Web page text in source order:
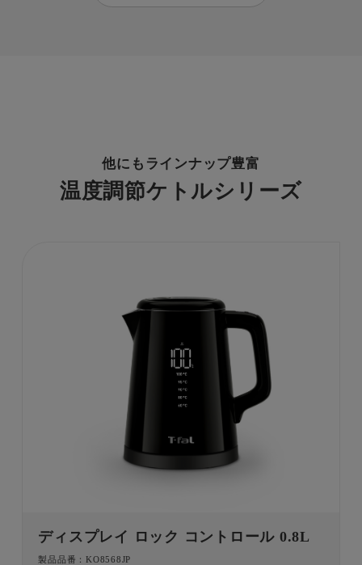
他にもラインナップ豊富
温度調節ケトルシリーズ
ディスプレイ ロック コントロール 0.8L
製品品番：KO8568JP